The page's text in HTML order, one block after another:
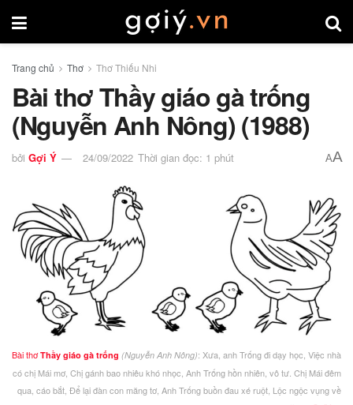
Trang chủ Thơ Thơ Thiếu Nhi
Bài thơ Thầy giáo gà trống
(Nguyễn Anh Nông) (1988)
bởi Gợi Ý 24/09/2022 Thời gian đọc: 1 phút AA
Bài thơThầy giáo gà trống (Nguyễn Anh Nông): Xưa, anh Trống đi dạy học, Việc nhà
có chị Mái mơ, Chị gánh bao nhiêu khó nhọc, Anh Trống hồn nhiên, vô tư. Chị Mái đêm
qua, cáo bắt, Để lại đàn con măng tơ, Anh Trống buồn đau xé ruột, Lộc ngộc vụng về